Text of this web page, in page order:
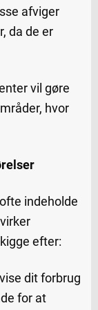
afviger
da de er
vil gøre
hvor
indeholde
efter:
dit forbrug
for at